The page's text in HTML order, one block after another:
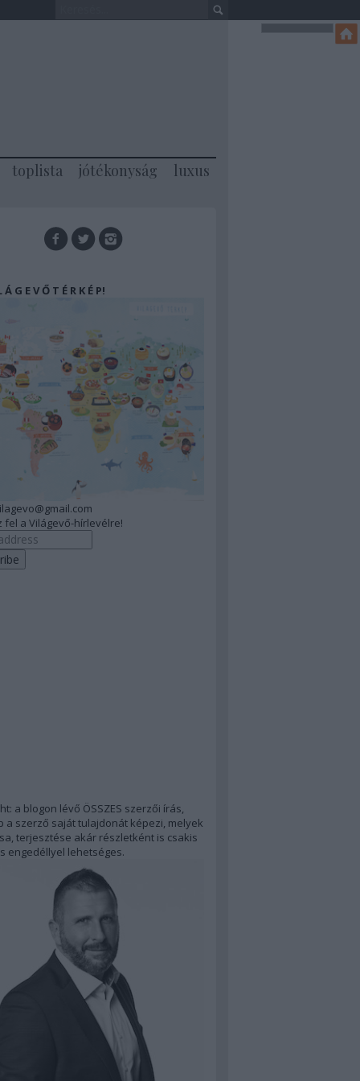
toplista jótékonyság luxus
Á G E V Ő T É R K É P!
fel a Világevő-hírlevélre!
a blogon lévő ÖSSZES szerzői írás,
a szerző saját tulajdonát képezi, melyek
terjesztése akár részletként is csakis
engedéllyel lehetséges.